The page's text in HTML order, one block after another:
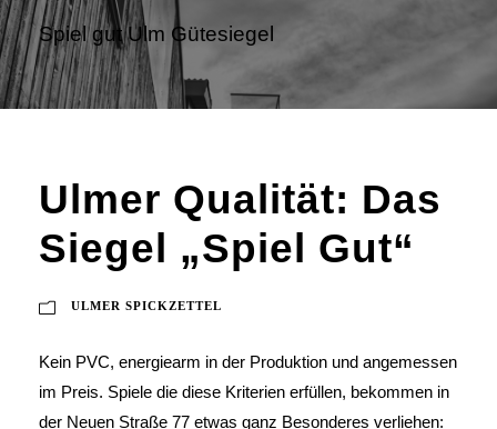
Spiel gut Ulm Gütesiegel
Ulmer Qualität: Das
Siegel „Spiel Gut“
ULMER SPICKZETTEL
Kein PVC, energiearm in der Produktion und angemessen
im Preis. Spiele die diese Kriterien erfüllen, bekommen in
der Neuen Straße 77 etwas ganz Besonderes verliehen: